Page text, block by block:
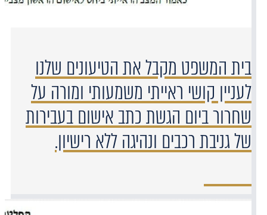
בית המשפט מקבל את הטיעונים שלנו
לעניין קושי ראייתי משמעותי ומורה על
שחרור ביום הגשת כתב אישום בעבירות
של גניבת רכבים ונהיגה ללא רישיון.